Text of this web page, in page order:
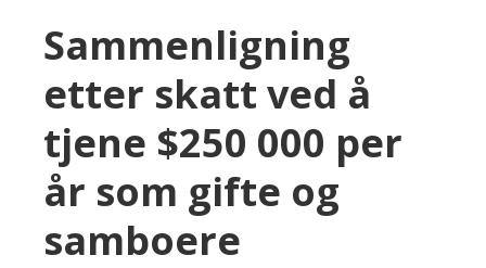
Sammenligning
etter skatt ved å
tjene $250 000 per
år som gifte og
samboere